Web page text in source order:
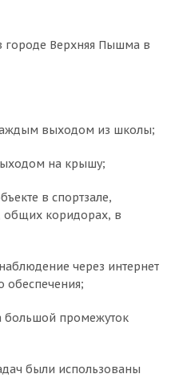
городе Верхняя Пышма в
выходом из школы;
на крышу;
в спортзале,
общих коридорах, в
через интернет
большой промежуток
были использованы